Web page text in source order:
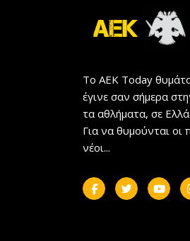
Το AEK Today
έγινε σαν σήμερα
τα αθλήματα, σε
Για να θυμούνται οι
νέοι...